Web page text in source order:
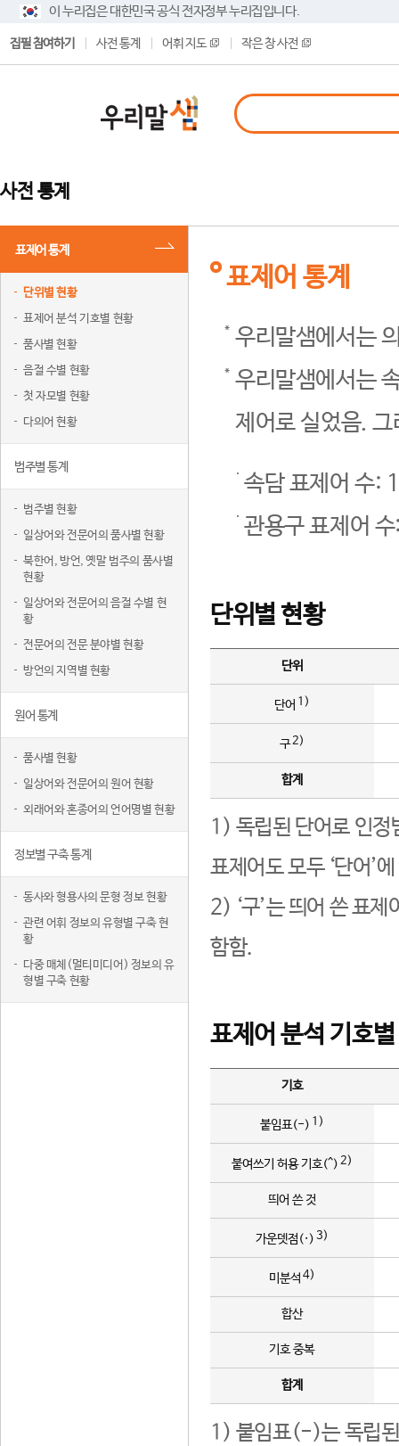
이 누리집은 대한민국 공식 전자정부 누리집입니다.
집필 참여하기 사전 통계 어휘 지도 작은 창 사전
사전 통계
표제어 통계
단위별 현황
표제어 분석 기호별 현황
품사별 현황
음절 수별 현황
첫 자모별 현황
다의어 현황
범주별 통계
범주별 현황
일상어와 전문어의 품사별 현황
북한어, 방언, 옛말 범주의 품사별
현황
일상어와 전문어의 음절 수별 현
황
전문어의 전문 분야별 현황
방언의 지역별 현황
원어 통계
품사별 현황
일상어와 전문어의 원어 현황
외래어와 혼종어의 언어명별 현황
정보별 구축 통계
동사와 형용사의 문형 정보 현황
관련 어휘 정보의 유형별 구축 현
황
다중 매체(멀티미디어) 정보의 유
형별 구축 현황
표제어 통계
우리말샘에서는
우리말샘에서는
제어로 실었음.
속담 표제어 수:
관용구 표제어
단위별 현황
단위
단어 1)
구2)
합계
1) 독립된 단어로 인정
표제어도 모두 ‘단어’
2) ‘구’는 띄어 쓴 표
함함.
표제어 분석 기호
기호
붙임표(-) 1)
붙여쓰기 허용 기호(^) 2)
띄어 쓴 것
가운뎃점(·) 3)
미분석 4)
합산
기호 중복
합계
1) 붙임표(-)는 독립된